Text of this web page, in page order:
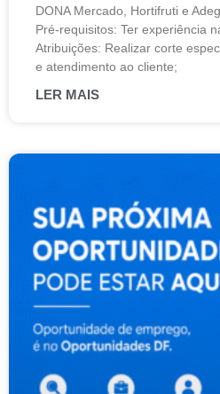
DONA Mercado, Hortifruti e
Pré-requisitos: Ter experiência
Atribuições: Realizar corte
e atendimento ao cliente;
LER MAIS